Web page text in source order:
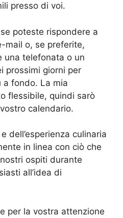
presso di voi.
poteste rispondere a
mail o, se preferite,
una telefonata o un
prossimi giorni per
fondo. La mia
flessibile, quindi sarò
calendario.
dell’esperienza culinaria
in linea con ciò che
ospiti durante
all’idea di
per la vostra attenzione